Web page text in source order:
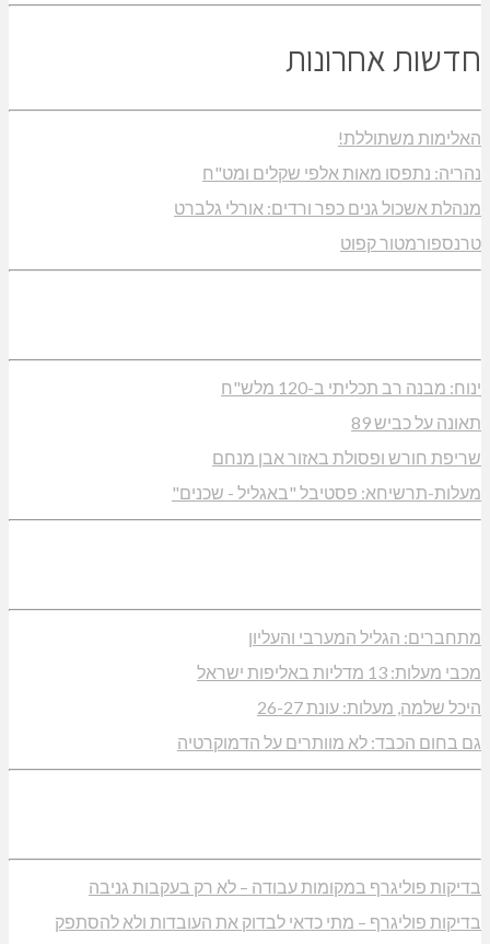
חדשות אחרונות
האלימות משתוללת!
נהריה: נתפסו מאות אלפי שקלים ומט"ח
מנהלת אשכול גנים כפר ורדים: אורלי גלברט
טרנספורמטור קפוט
ינוח: מבנה רב תכליתי ב-120 מלש"ח
תאונה על כביש 89
שריפת חורש ופסולת באזור אבן מנחם
מעלות-תרשיחא: פסטיבל "באגליל - שכנים"
מתחברים: הגליל המערבי והעליון
מכבי מעלות: 13 מדליות באליפות ישראל
היכל שלמה, מעלות: עונת 26-27
גם בחום הכבד: לא מוותרים על הדמוקרטיה
בדיקות פוליגרף במקומות עבודה – לא רק בעקבות גניבה
בדיקות פוליגרף – מתי כדאי לבדוק את העובדות ולא להסתפק